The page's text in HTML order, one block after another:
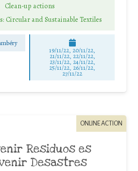
Clean-up actions
Circular and Sustainable Textiles
19/11/22, 20/11/22,
21/11/22, 22/11/22,
23/11/22, 24/11/22,
25/11/22, 26/11/22,
27/11/22
ONLINE ACTION
Residuos es
Desastres